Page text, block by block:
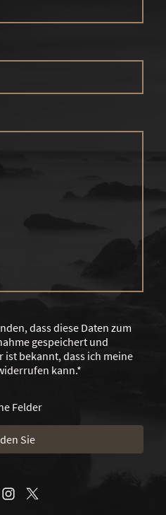
dass diese Daten zum
gespeichert und
bekannt, dass ich meine
kann.*
Felder
Sie